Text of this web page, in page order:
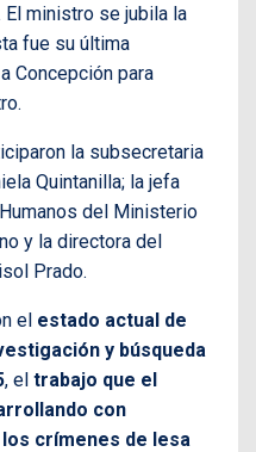
El ministro se jubila la
fue su última
Concepción para
la subsecretaria
Quintanilla; la jefa
del Ministerio
y la directora del
Prado.
el estado actual de
y búsqueda
, el trabajo que el
con
crímenes de lesa